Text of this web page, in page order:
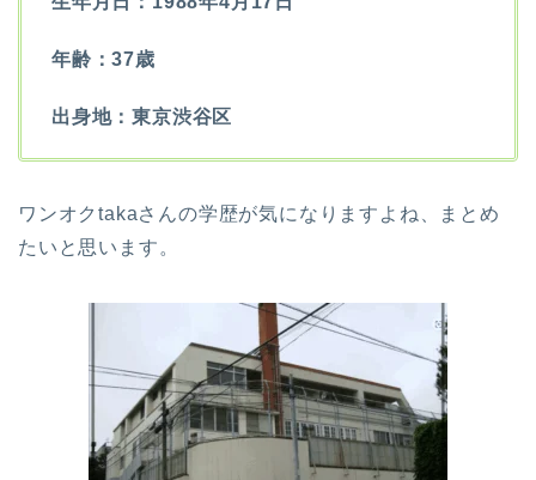
年齢：37歳
出身地：東京渋谷区
ワンオクtakaさんの学歴が気になりますよね、まとめ
たいと思います。